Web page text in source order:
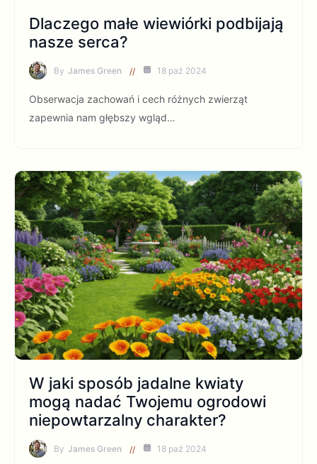
Dlaczego małe wiewiórki podbijają
nasze serca?
By James Green 18 paź 2024
Obserwacja zachowań i cech różnych zwierząt
zapewnia nam głębszy wgląd…
W jaki sposób jadalne kwiaty
mogą nadać Twojemu ogrodowi
niepowtarzalny charakter?
By James Green 18 paź 2024